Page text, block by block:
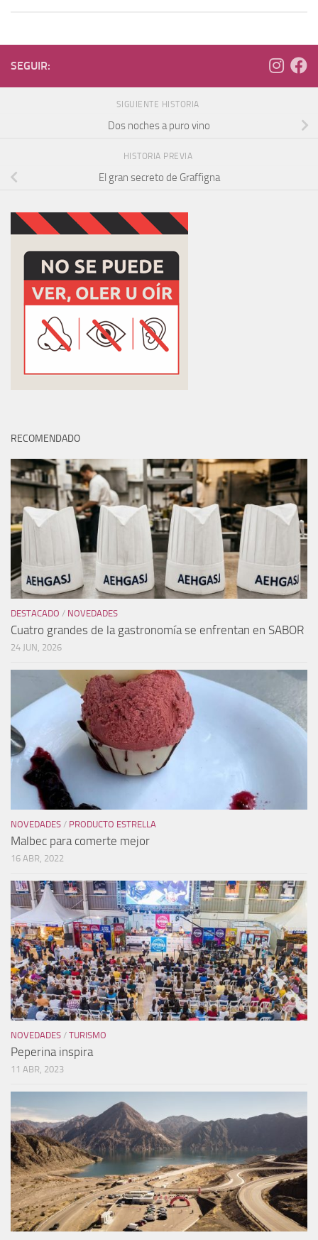
SEGUIR:
SIGUIENTE HISTORIA
Dos noches a puro vino
HISTORIA PREVIA
El gran secreto de Graffigna
RECOMENDADO
DESTACADO / NOVEDADES
Cuatro grandes de la gastronomía se enfrentan en SABOR
24 JUN, 2026
NOVEDADES / PRODUCTO ESTRELLA
Malbec para comerte mejor
16 ABR, 2022
NOVEDADES / TURISMO
Peperina inspira
11 ABR, 2023